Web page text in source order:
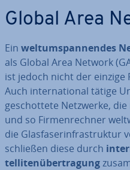
Global Area
Ein welt­um­span­nen­des
als Global Area Network
ist jedoch nicht der
Auch in­ter­na­tio­nal tätige
ge­schot­te­te Netzwerke,
und so Fir­men­rech­ner
die Glas­fa­ser­in­fra­struk­tur
schließen diese durch
tel­li­ten­über­tra­gung